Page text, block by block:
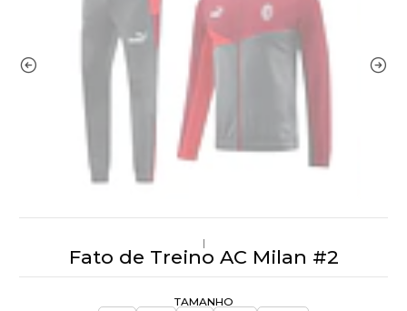
|
Fato de Treino AC Milan #2
TAMANHO